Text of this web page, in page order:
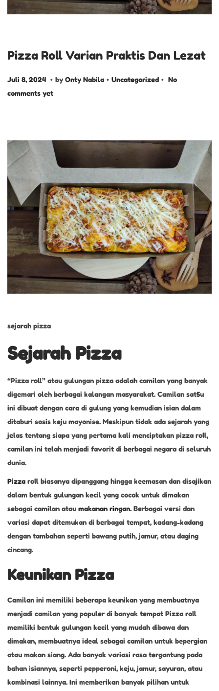
Pizza Roll Varian Praktis Dan Lezat
P
o
d
n
Juli 8, 2024 J
u
2
0
2
4
. by Onty Nabila . P
n
Uncategorized . No
comments yet
sejarah pizza
Sejarah Pizza
“Pizza roll” atau gulungan pizza adalah camilan yang banyak
digemari oleh berbagai kalangan masyarakat. Camilan sat5u
ini dibuat dengan cara di gulung yang kemudian isian dalam
ditaburi sosis keju mayonise. Meskipun tidak ada sejarah yang
jelas tentang siapa yang pertama kali menciptakan pizza roll,
camilan ini telah menjadi favorit di berbagai negara di seluruh
dunia.
Pizza roll biasanya dipanggang hingga keemasan dan disajikan
dalam bentuk gulungan kecil yang cocok untuk dimakan
sebagai camilan atau makanan ringan. Berbagai versi dan
variasi dapat ditemukan di berbagai tempat, kadang-kadang
dengan tambahan seperti bawang putih, jamur, atau daging
cincang.
Keunikan Pizza
Camilan ini memiliki beberapa keunikan yang membuatnya
menjadi camilan yang populer di banyak tempat Pizza roll
memiliki bentuk gulungan kecil yang mudah dibawa dan
dimakan, membuatnya ideal sebagai camilan untuk bepergian
atau makan siang. Ada banyak variasi rasa tergantung pada
bahan isiannya, seperti pepperoni, keju, jamur, sayuran, atau
kombinasi lainnya. Ini memberikan banyak pilihan untuk